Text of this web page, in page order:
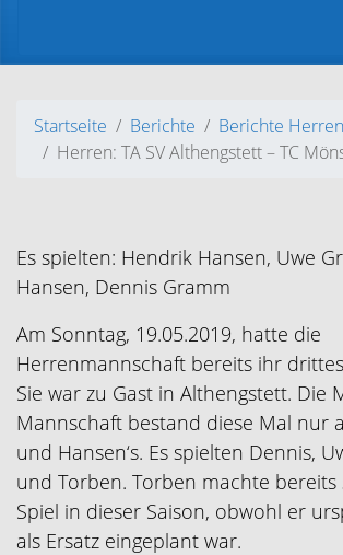
Startseite Berichte
Berichte Herren
Herren: TA SV Althengstett – TC
Es spielten: Hendrik Hansen, Uwe
Hansen, Dennis Gramm
Am Sonntag, 19.05.2019, hatte die
Herrenmannschaft bereits ihr
Sie war zu Gast in Althengstett. Die
Mannschaft bestand diese Mal nur
und Hansen‘s. Es spielten Dennis,
und Torben. Torben machte bereits
Spiel in dieser Saison, obwohl er
als Ersatz eingeplant war.